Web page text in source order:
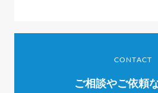
CONTACT
ご相談やご依頼